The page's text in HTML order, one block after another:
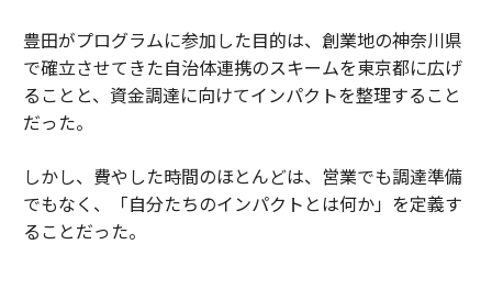
豊田がプログラムに参加した目的は、創業地の神奈川県
で確立させてきた自治体連携のスキームを東京都に広げ
ることと、資金調達に向けてインパクトを整理すること
だった。
しかし、費やした時間のほとんどは、営業でも調達準備
でもなく、「自分たちのインパクトとは何か」を定義す
ることだった。